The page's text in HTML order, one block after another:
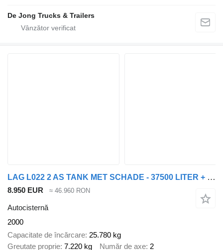
De Jong Trucks & Trailers
LAG L022 2 AS TANK MET SCHADE - 37500 LITER + SLANG & POMPEN
8.950 EUR ≈ 46.960 RON
Autocisternă
2000
Capacitate de încărcare 25.780 kg
Greutate proprie 7.220 kg Număr de axe 2